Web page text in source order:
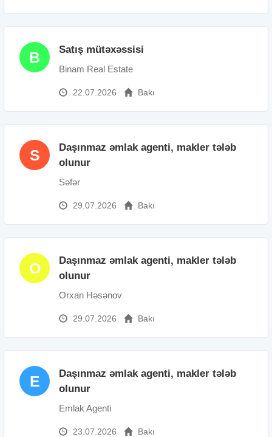
B Satış mütəxəssisi
Binam Real Estate
22.07.2026 Bakı
S
Daşınmaz əmlak agenti, makler tələb
olunur
Səfər
29.07.2026 Bakı
O
Daşınmaz əmlak agenti, makler tələb
olunur
Orxan Həsənov
29.07.2026 Bakı
E
Daşınmaz əmlak agenti, makler tələb
olunur
Emlak Agenti
23.07.2026 Bakı